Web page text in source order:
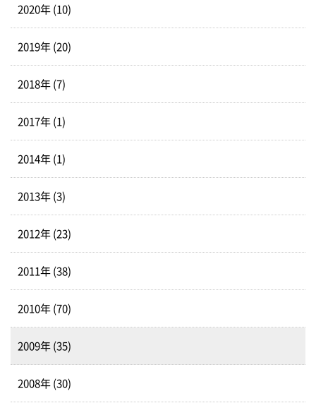
2020年 (10)
2019年 (20)
2018年 (7)
2017年 (1)
2014年 (1)
2013年 (3)
2012年 (23)
2011年 (38)
2010年 (70)
2009年 (35)
2008年 (30)